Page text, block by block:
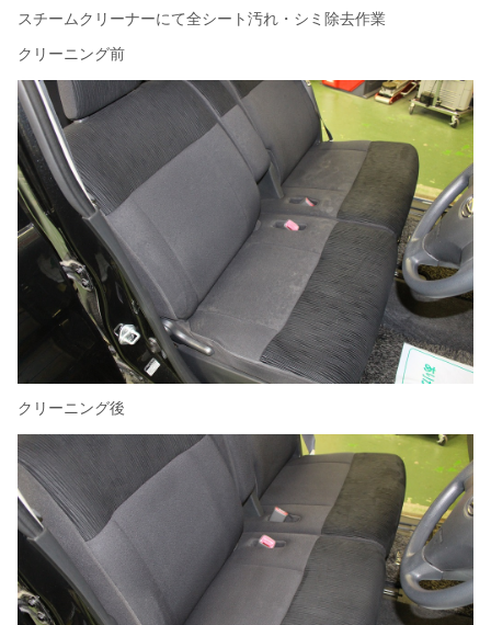
スチームクリーナーにて全シート汚れ・シミ除去作業
クリーニング前
クリーニング後